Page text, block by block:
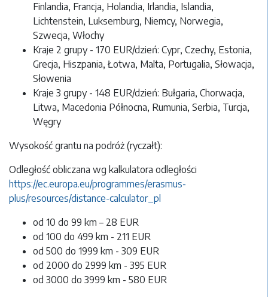
Finlandia, Francja, Holandia, Irlandia, Islandia,
Lichtenstein, Luksemburg, Niemcy, Norwegia,
Szwecja, Włochy
Kraje 2 grupy - 170 EUR/dzień: Cypr, Czechy, Estonia,
Grecja, Hiszpania, Łotwa, Malta, Portugalia, Słowacja,
Słowenia
Kraje 3 grupy - 148 EUR/dzień: Bułgaria, Chorwacja,
Litwa, Macedonia Północna, Rumunia, Serbia, Turcja,
Węgry
Wysokość grantu na podróż (ryczałt):
Odległość obliczana wg kalkulatora odległości
https://ec.europa.eu/programmes/erasmus-
plus/resources/distance-calculator_pl
od 10 do 99 km – 28 EUR
od 100 do 499 km - 211 EUR
od 500 do 1999 km - 309 EUR
od 2000 do 2999 km - 395 EUR
od 3000 do 3999 km - 580 EUR